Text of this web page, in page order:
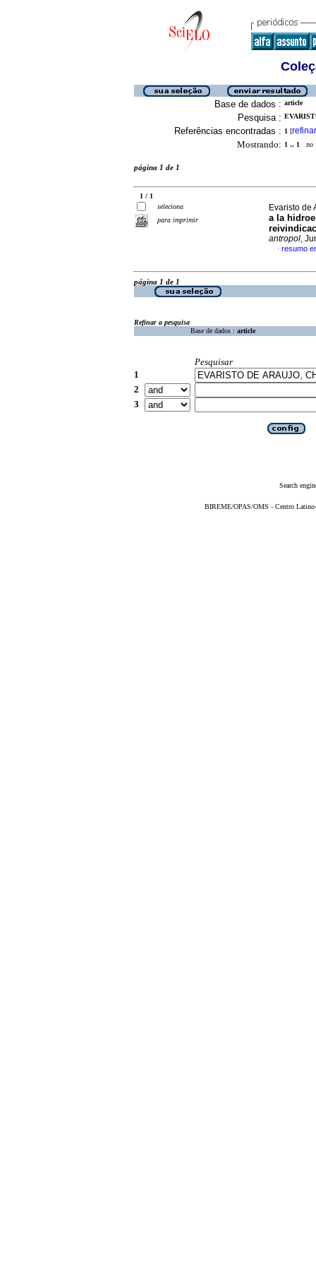
Base de dados : article
Pesquisa :
Referências encontradas : 1 [refinar
Mostrando: 1 .. 1 no
página 1 de 1
1 / 1
seleciona
para imprimir
Evaristo de
a la
antropol,
· resumo
página 1 de 1
Refinar a pesquisa
Base de dados : article
Pesquisar
1
2
3
Search
BIREME/OPAS/OMS - Centro Latino-